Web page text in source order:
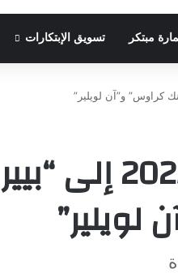
مبتكر تسويق الإبتكارات
منح جائزة نوبل في الفيزياء لعام 2023 إلى “بيير